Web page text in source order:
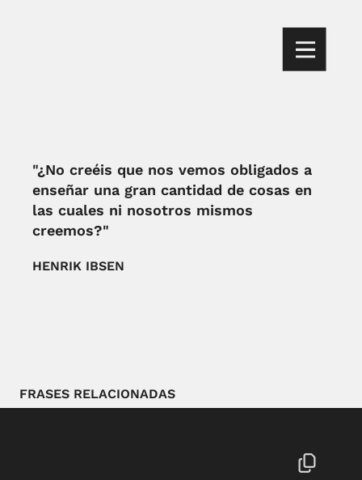
"¿No creéis que nos vemos obligados a
enseñar una gran cantidad de cosas en
las cuales ni nosotros mismos
creemos?"
HENRIK IBSEN
FRASES RELACIONADAS